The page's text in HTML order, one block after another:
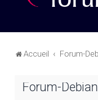
Accueil Forum-
Forum-